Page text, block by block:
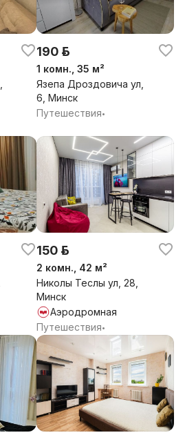
190 р.
1 комн., 35 м²
Язепа Дроздовича ул,
6, Минск
Путешествия•
150 р.
2 комн., 42 м²
Николы Теслы ул, 28,
Минск
Аэродромная
Путешествия•